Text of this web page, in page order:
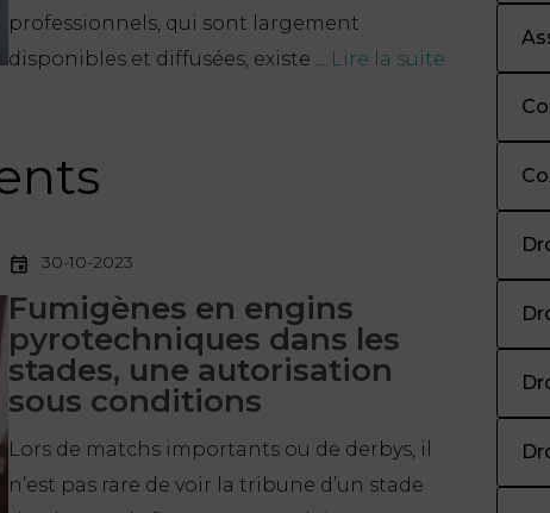
professionnels, qui sont largement
disponibles et diffusées, existe ... Lire la suite
30-10-2023
Fumigènes en engins
pyrotechniques dans les
stades, une autorisation
sous conditions
Lors de matchs importants ou de derbys, il
n’est pas rare de voir la tribune d’un stade